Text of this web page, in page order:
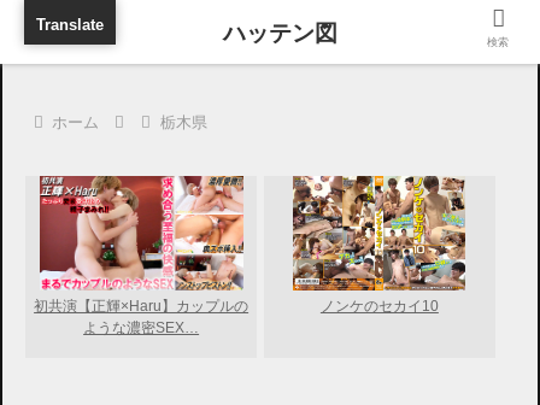
旅行に出張に待ち合わせに
ホーム 栃木県
初共演【正輝×Haru】カップルの
ような濃密SEX…
ノンケのセカイ10
検索
Translate